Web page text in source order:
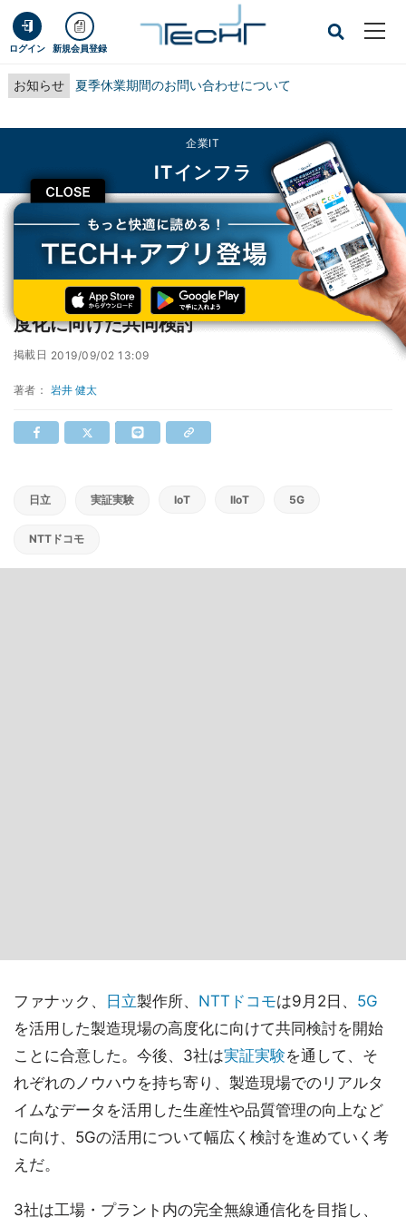
ログイン 新規会員登録
お知らせ 夏季休業期間のお問い合わせについて
CLOSE
企業IT
ITインフラ
TECH+ 企業IT
ITインフラ
ファナック、日立、ドコモ、5Gで製造現場高度化に向けた共同検討
ファナック、日立、ドコモ、5Gで製造現場高
度化に向けた共同検討
掲載日 2019/09/02 13:09
著者： 岩井 健太
日立 実証実験 IoT IIoT 5G
NTTドコモ
ファナック、 日立製作所、 NTTドコモは9月2日、 5G
を活用した製造現場の高度化に向けて共同検討を開始
ことに合意した。今後、3社は実証実験を通して、そ
れぞれのノウハウを持ち寄り、製造現場でのリアルタ
イムなデータを活用した生産性や品質管理の向上など
に向け、5Gの活用について幅広く検討を進めていく考
えだ。
3社は工場・プラント内の完全無線通信化を目指し、